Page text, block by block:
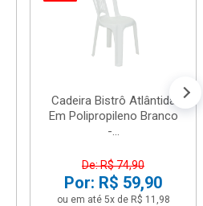
Cadeira Bistrô Atlântida
Em Polipropileno Branco
-...
De: R$ 74,90
Por: R$ 59,90
ou em até 5x de R$ 11,98